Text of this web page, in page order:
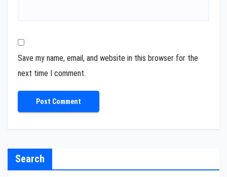
Save my name, email, and website in this browser for the
next time I comment.
Search